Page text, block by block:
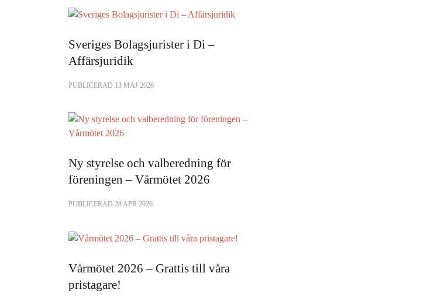
Sveriges Bolagsjurister i Di –
Affärsjuridik
PUBLICERAD 13 MAJ 2026
Ny styrelse och valberedning för
föreningen – Vårmötet 2026
PUBLICERAD 28 APR 2026
Vårmötet 2026 – Grattis till våra
pristagare!